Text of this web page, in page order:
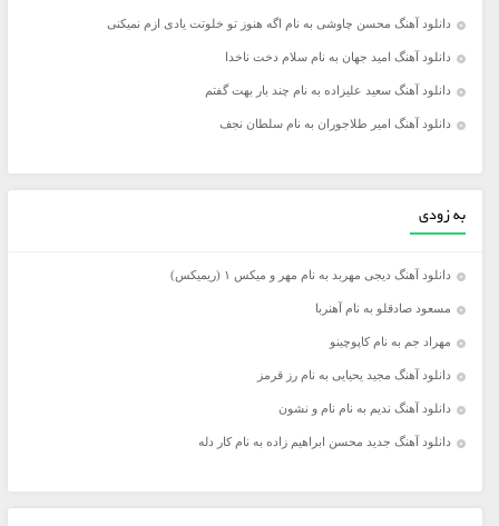
دانلود آهنگ محسن چاوشی به نام اگه هنوز تو خلوتت یادی ازم نمیکنی
دانلود آهنگ امید جهان به نام سلام دخت ناخدا
دانلود آهنگ سعید علیزاده به نام چند بار بهت گفتم
دانلود آهنگ امیر طلاجوران به نام سلطان نجف
به زودی
دانلود آهنگ دیجی مهربد به نام مهر و میکس ۱ (ریمیکس)
مسعود صادقلو به نام آهنربا
مهراد جم به نام کاپوچینو
دانلود آهنگ مجید یحیایی به نام رز قرمز
دانلود آهنگ ندیم به نام نام و نشون
دانلود آهنگ جدید محسن ابراهیم زاده به نام کار دله